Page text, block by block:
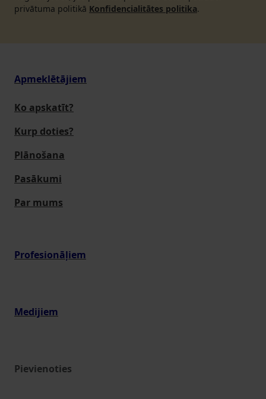
privātuma politikā Konfidencialitātes politika.
Apmeklētājiem
Ko apskatīt?
Kurp doties?
Plānošana
Pasākumi
Par mums
Profesionāļiem
Medijiem
Pievienoties